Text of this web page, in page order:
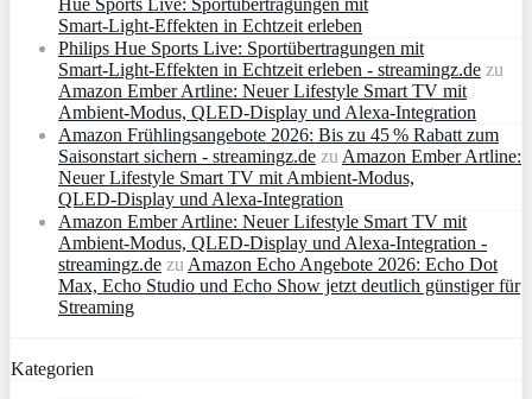
Hue Sports Live: Sportübertragungen mit
Smart‑Light‑Effekten in Echtzeit erleben
Philips Hue Sports Live: Sportübertragungen mit
Smart‑Light‑Effekten in Echtzeit erleben - streamingz.de zu
Amazon Ember Artline: Neuer Lifestyle Smart TV mit
Ambient‑Modus, QLED‑Display und Alexa‑Integration
Amazon Frühlingsangebote 2026: Bis zu 45 % Rabatt zum
Saisonstart sichern - streamingz.de zuAmazon Ember Artline:
Neuer Lifestyle Smart TV mit Ambient‑Modus,
QLED‑Display und Alexa‑Integration
Amazon Ember Artline: Neuer Lifestyle Smart TV mit
Ambient‑Modus, QLED‑Display und Alexa‑Integration -
streamingz.de zuAmazon Echo Angebote 2026: Echo Dot
Max, Echo Studio und Echo Show jetzt deutlich günstiger für
Streaming
Kategorien